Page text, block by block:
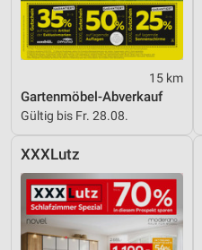
15 km
Gartenmöbel-Abverkauf
Gültig bis Fr. 28.08.
XXXLutz